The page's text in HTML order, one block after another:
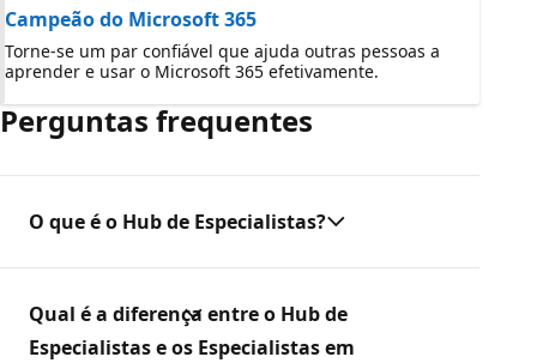
Campeão do Microsoft 365
Torne-se um par confiável que ajuda outras pessoas a
aprender e usar o Microsoft 365 efetivamente.
Perguntas frequentes
O que é o Hub de Especialistas?
Qual é a diferença entre o Hub de
Especialistas e os Especialistas em